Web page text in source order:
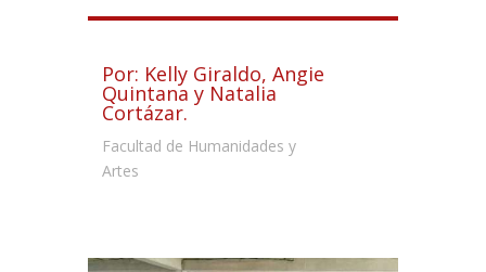
Por: Kelly Giraldo, Angie
Quintana y Natalia
Cortázar.
Facultad de Humanidades y
Artes